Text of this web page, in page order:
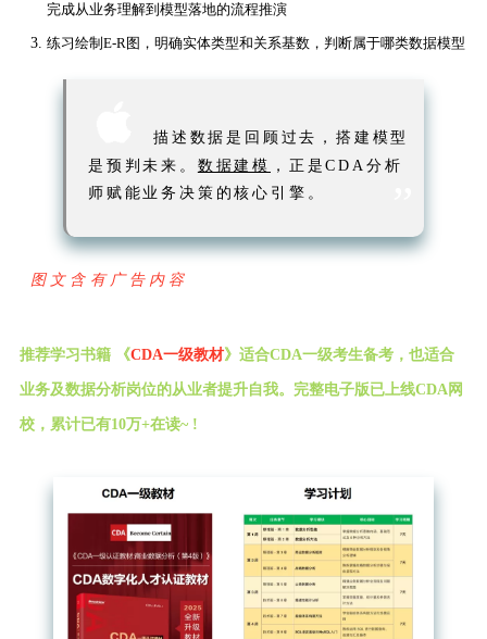
完成从业务理解到模型落地的流程推演
练习绘制E-R图，明确实体类型和关系基数，判断属于哪类数据模型
描述数据是回顾过去，搭建模型
是预判未来。 数据建模 ，正是CDA分析
师赋能业务决策的核心引擎。
图文含有广告内容
推荐学习书籍 《CDA一级教材》适合CDA一级考生备考，也适合
业务及数据分析岗位的从业者提升自我。完整电子版已上线CDA网
校，累计已有10万+在读~ !